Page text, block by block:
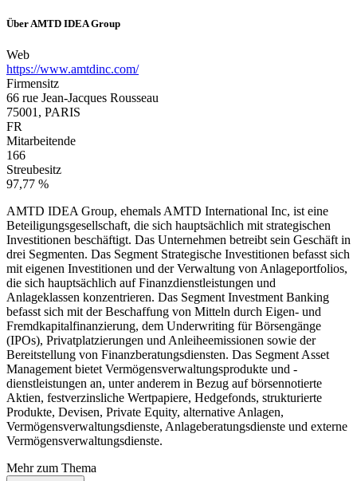
Über AMTD IDEA Group
Web
https://www.amtdinc.com/
Firmensitz
66 rue Jean-Jacques Rousseau
75001, PARIS
FR
Mitarbeitende
166
Streubesitz
97,77 %
AMTD IDEA Group, ehemals AMTD International Inc, ist eine
Beteiligungsgesellschaft, die sich hauptsächlich mit strategischen
Investitionen beschäftigt. Das Unternehmen betreibt sein Geschäft in
drei Segmenten. Das Segment Strategische Investitionen befasst sich
mit eigenen Investitionen und der Verwaltung von Anlageportfolios,
die sich hauptsächlich auf Finanzdienstleistungen und
Anlageklassen konzentrieren. Das Segment Investment Banking
befasst sich mit der Beschaffung von Mitteln durch Eigen- und
Fremdkapitalfinanzierung, dem Underwriting für Börsengänge
(IPOs), Privatplatzierungen und Anleiheemissionen sowie der
Bereitstellung von Finanzberatungsdiensten. Das Segment Asset
Management bietet Vermögensverwaltungsprodukte und -
dienstleistungen an, unter anderem in Bezug auf börsennotierte
Aktien, festverzinsliche Wertpapiere, Hedgefonds, strukturierte
Produkte, Devisen, Private Equity, alternative Anlagen,
Vermögensverwaltungsdienste, Anlageberatungsdienste und externe
Vermögensverwaltungsdienste.
Mehr zum Thema